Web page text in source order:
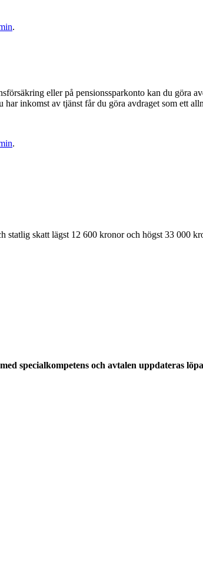
.
eller på pensionssparkonto kan du göra
inkomst av tjänst får du göra avdraget som ett
.
skatt lägst 12 600 kronor och högst 33 000
specialkompetens och avtalen uppdateras